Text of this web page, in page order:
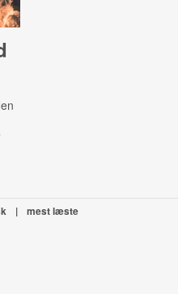
| mest læste